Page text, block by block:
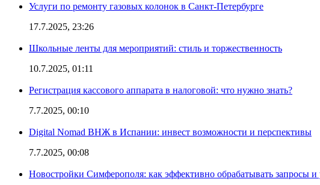
Услуги по ремонту газовых колонок в Санкт-Петербурге
17.7.2025, 23:26
Школьные ленты для мероприятий: стиль и торжественность
10.7.2025, 01:11
Регистрация кассового аппарата в налоговой: что нужно знать?
7.7.2025, 00:10
Digital Nomad ВНЖ в Испании: инвест возможности и перспективы
7.7.2025, 00:08
Новостройки Симферополя: как эффективно обрабатывать запросы и